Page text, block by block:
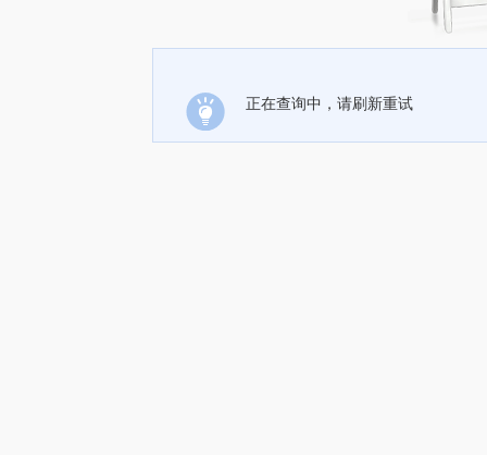
正在查询中，请刷新重试